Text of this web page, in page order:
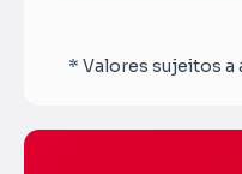
* Valores sujeitos a